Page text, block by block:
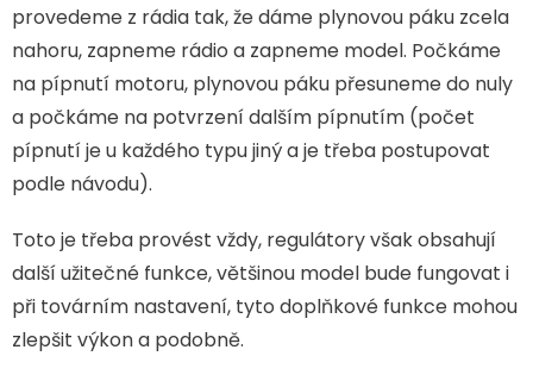
provedeme z rádia tak, že dáme plynovou páku zcela
nahoru, zapneme rádio a zapneme model. Počkáme
na pípnutí motoru, plynovou páku přesuneme do nuly
a počkáme na potvrzení dalším pípnutím (počet
pípnutí je u každého typu jiný a je třeba postupovat
podle návodu).
Toto je třeba provést vždy, regulátory však obsahují
další užitečné funkce, většinou model bude fungovat i
při továrním nastavení, tyto doplňkové funkce mohou
zlepšit výkon a podobně.